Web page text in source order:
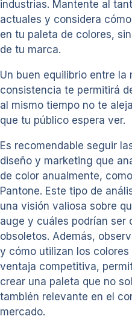
industrias. Mantente al
actuales y considera
en tu paleta de colores,
de tu marca.
Un buen equilibrio entre la
consistencia te permitirá
al mismo tiempo no te
que tu público espera ver.
Es recomendable seguir
diseño y marketing que
de color anualmente,
Pantone. Este tipo de
una visión valiosa sobre
auge y cuáles podrían ser
obsoletos. Además,
y cómo utilizan los colores
ventaja competitiva,
crear una paleta que no
también relevante en el
mercado.